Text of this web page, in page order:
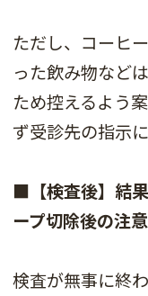
ただし、コーヒ
った飲み物など
ため控えるよう
ず受診先の指示
■【検査後】結
ープ切除後の注
検査が無事に終